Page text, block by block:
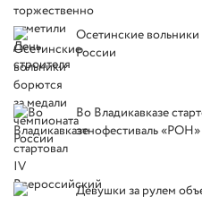
Осетинские
России
Во Владикавказе
этнофестиваль «РОН»
Девушки за рулем